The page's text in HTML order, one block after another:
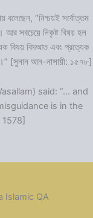
বলেছেন, “নিশ্চয়ই সর্বোত্তম
আর সবচেয়ে নিকৃষ্ট বিষয় হল
বিষয় বিদআত এবং প্রত্যেক
[সুনান আন-নাসায়ী: ১৫৭৮]
said: “… and
is in the
Islamic QA